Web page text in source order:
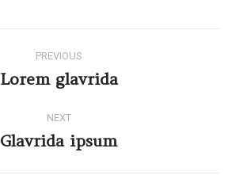
PREVIOUS
Lorem glavrida
NEXT
Glavrida ipsum